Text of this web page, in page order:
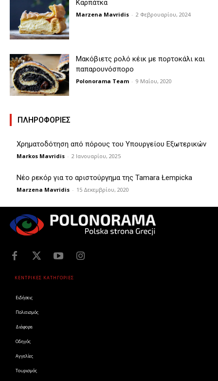
Καρπάτκα
Marzena Mavridis - 2 Φεβρουαρίου, 2024
Μακόβιετς ρολό κέικ με πορτοκάλι και
παπαρουνόσπορο
Polonorama Team - 9 Μαΐου, 2020
ΠΛΗΡΟΦΟΡΙΕΣ
Χρηματοδότηση από πόρους του Υπουργείου Εξωτερικών
Markos Mavridis - 2 Ιανουαρίου, 2025
Νέο ρεκόρ για το αριστούργημα της Tamara Łempicka
Marzena Mavridis - 15 Δεκεμβρίου, 2020
ΚΕΝΤΡΙΚΕΣ ΚΑΤΗΓΟΡΙΕΣ
Ειδήσεις
Πολιτισμός
Διάφορα
Οδηγός
Αγγελίες
Τουρισμός